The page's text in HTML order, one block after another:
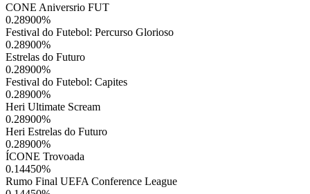
CONE Aniversrio FUT
0.28900%
Festival do Futebol: Percurso Glorioso
0.28900%
Estrelas do Futuro
0.28900%
Festival do Futebol: Capites
0.28900%
Heri Ultimate Scream
0.28900%
Heri Estrelas do Futuro
0.28900%
ÍCONE Trovoada
0.14450%
Rumo Final UEFA Conference League